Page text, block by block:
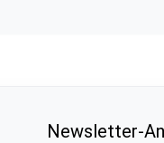
Newsletter-